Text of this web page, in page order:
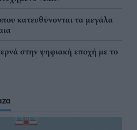
κατευθύνονται τα μεγάλα
στην ψηφιακή εποχή με το